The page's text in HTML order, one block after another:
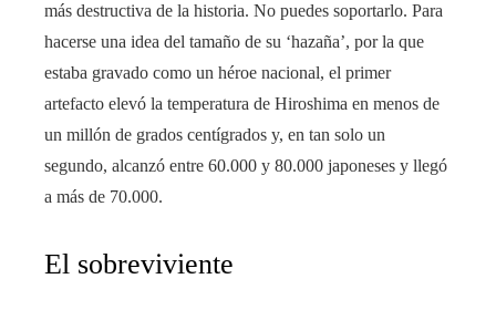
más destructiva de la historia. No puedes soportarlo. Para
hacerse una idea del tamaño de su ‘hazaña’, por la que
estaba gravado como un héroe nacional, el primer
artefacto elevó la temperatura de Hiroshima en menos de
un millón de grados centígrados y, en tan solo un
segundo, alcanzó entre 60.000 y 80.000 japoneses y llegó
a más de 70.000.
El sobreviviente